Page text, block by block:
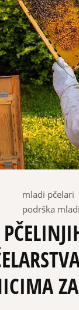
mladi pčelari
podrška